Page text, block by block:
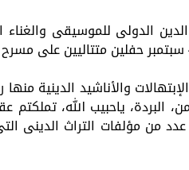
قلعة صلاح الدين الدولى للموسيقى
والأناشيد الدينية منها
البردة، ياحبيب الله،
من مؤلفات التراث الدينى